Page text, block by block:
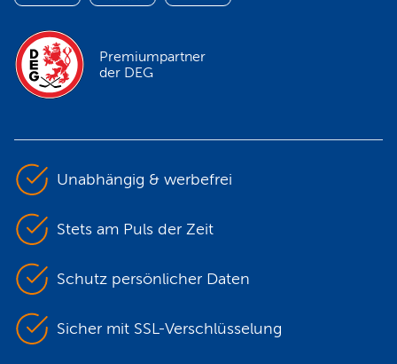
Premiumpartner
der DEG
Unabhängig & werbefrei
Stets am Puls der Zeit
Schutz persönlicher Daten
Sicher mit SSL-Verschlüsselung